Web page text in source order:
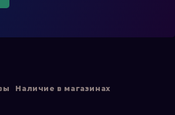
Наличие в магазинах